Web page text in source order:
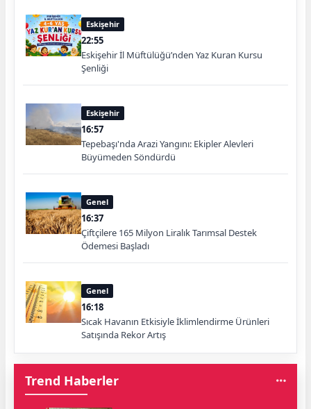
Eskişehir
22:55
Eskişehir İl Müftülüğü’nden Yaz Kuran Kursu
Şenliği
Eskişehir
16:57
Tepebaşı'nda Arazi Yangını: Ekipler Alevleri
Büyümeden Söndürdü
Genel
16:37
Çiftçilere 165 Milyon Liralık Tarımsal Destek
Ödemesi Başladı
Genel
16:18
Sıcak Havanın Etkisiyle İklimlendirme Ürünleri
Satışında Rekor Artış
Trend Haberler